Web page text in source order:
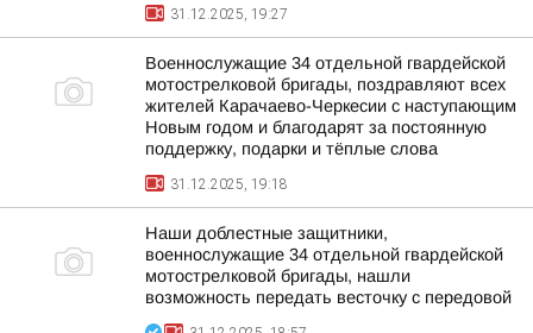
31.12.2025, 19:27
Военнослужащие 34 отдельной гвардейской
мотострелковой бригады, поздравляют всех
жителей Карачаево-Черкесии с наступающим
Новым годом и благодарят за постоянную
поддержку, подарки и тёплые слова
31.12.2025, 19:18
Наши доблестные защитники,
военнослужащие 34 отдельной гвардейской
мотострелковой бригады, нашли
возможность передать весточку с передовой